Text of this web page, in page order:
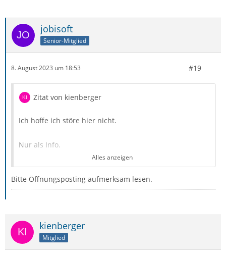
jobisoft
Senior-Mitglied
8. August 2023 um 18:53 #19
Zitat von kienberger
Ich hoffe ich störe hier nicht.
Nur als Info.
Ich habe auf einen Testrechner Th - Version 115.1.0
Build-ID 20230731171153 nackt installiert und
allow_html_temp-8.2 eingerichtet.
Leider fehlt das Button und kann deshalb nicht genutzt
werden.
Alles anzeigen
Bitte Öffnungsposting aufmerksam lesen.
kienberger
Mitglied